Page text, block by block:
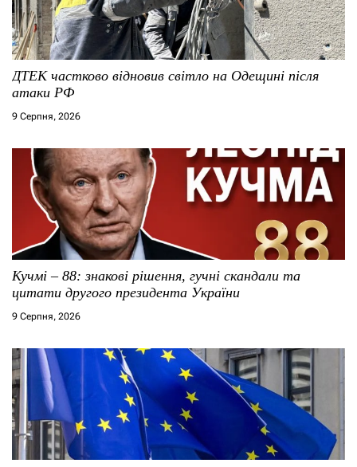
ДТЕК частково відновив світло на Одещині після
атаки РФ
9 Серпня, 2026
Кучмі – 88: знакові рішення, гучні скандали та
цитати другого президента України
9 Серпня, 2026